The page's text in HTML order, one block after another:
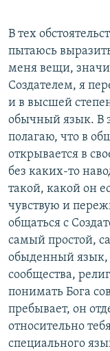
В тех
пытаюсь
меня вещи,
Создателем, я
и в высшей
обычный язык. В
полагаю, что в
открывается в
без каких-то
такой, какой он
чувствую и
общаться с
самый простой,
обыденный язык,
сообщества,
понимать Бога
пребывает, он
относительно
специального